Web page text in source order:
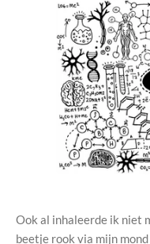
Ook al inhaleerde ik niet
beetje rook via mijn